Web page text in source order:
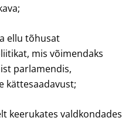
ellu tõhusat
mis võimendaks
parlamendis,
kättesaadavust;
keerukates valdkondades